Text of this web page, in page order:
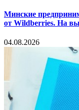
Минские
от Wildberries. На
04.08.2026